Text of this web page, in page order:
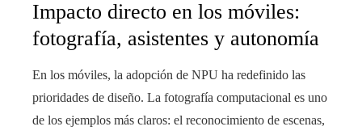
Impacto directo en los móviles:
fotografía, asistentes y autonomía
En los móviles, la adopción de NPU ha redefinido las
prioridades de diseño. La fotografía computacional es uno
de los ejemplos más claros: el reconocimiento de escenas,